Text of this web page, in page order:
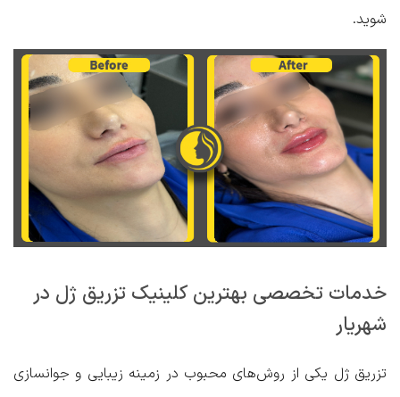
شوید.
خدمات تخصصی بهترین کلینیک تزریق ژل در
شهریار
تزریق ژل یکی از روش‌های محبوب در زمینه زیبایی و جوانسازی